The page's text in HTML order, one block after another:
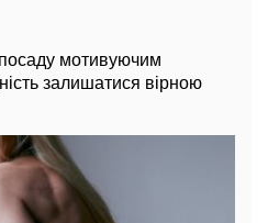
мотивуючим
залишатися вірною